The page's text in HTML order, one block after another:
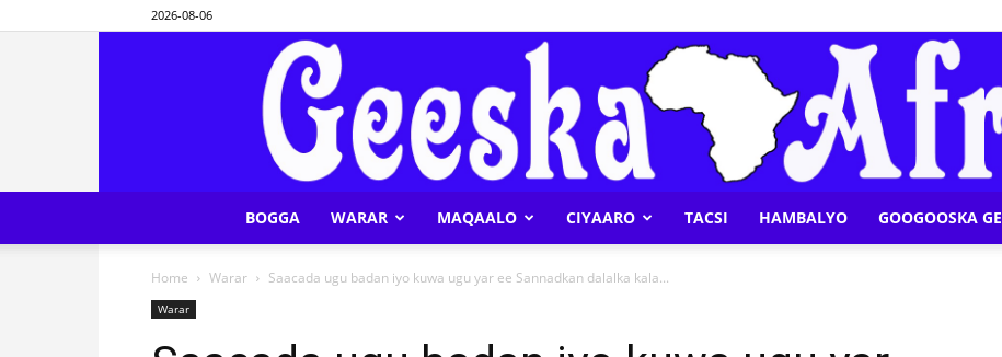
2026-08-06
BOGGA WARAR MAQAALO CIYAARO TACSI HAMBALYO GOOGOOSKA
Home Warar Saacada ugu badan iyo kuwa ugu yar ee Sannadkan dalalka kala...
Warar